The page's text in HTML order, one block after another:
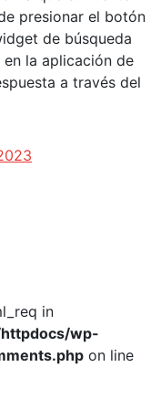
presionar el botón
de búsqueda
la aplicación de
a través del
in
wp-
on line